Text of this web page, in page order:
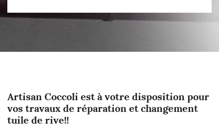
Artisan Coccoli est à votre disposition pour
vos travaux de réparation et changement
tuile de rive!!